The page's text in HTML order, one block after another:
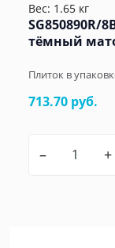
Вес: 1.65 кг
SG850890R/
тёмный
Плиток в
713.70 руб.
– +